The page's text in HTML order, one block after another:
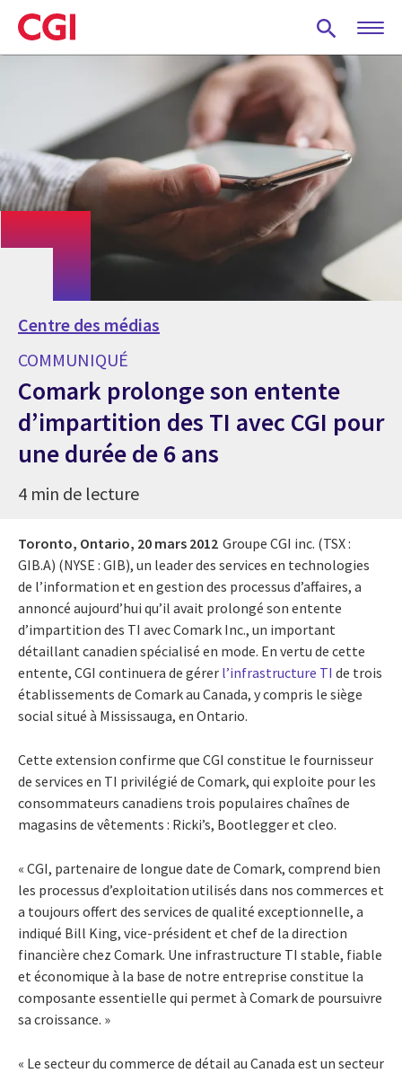
Skip
to
main
Centre des médias
COMMUNIQUÉ
Comark prolonge son entente
d’impartition des TI avec CGI pour
une durée de 6 ans
4 min de lecture
Toronto, Ontario, 20 mars 2012 Groupe CGI inc. (TSX :
GIB.A) (NYSE : GIB), un leader des services en technologies
de l’information et en gestion des processus d’affaires, a
annoncé aujourd’hui qu’il avait prolongé son entente
d’impartition des TI avec Comark Inc., un important
détaillant canadien spécialisé en mode. En vertu de cette
entente, CGI continuera de gérer l’infrastructure TI de trois
établissements de Comark au Canada, y compris le siège
social situé à Mississauga, en Ontario.
Cette extension confirme que CGI constitue le fournisseur
de services en TI privilégié de Comark, qui exploite pour les
consommateurs canadiens trois populaires chaînes de
magasins de vêtements : Ricki’s, Bootlegger et cleo.
« CGI, partenaire de longue date de Comark, comprend bien
les processus d’exploitation utilisés dans nos commerces et
a toujours offert des services de qualité exceptionnelle, a
indiqué Bill King, vice-président et chef de la direction
financière chez Comark. Une infrastructure TI stable, fiable
et économique à la base de notre entreprise constitue la
composante essentielle qui permet à Comark de poursuivre
sa croissance. »
« Le secteur du commerce de détail au Canada est un secteur